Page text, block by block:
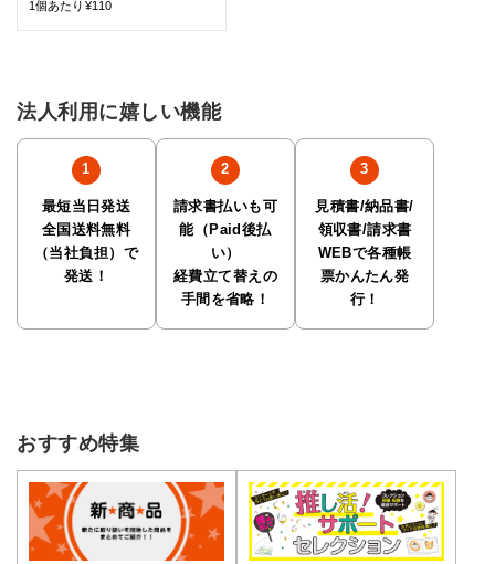
1個あたり¥110
法人利用に嬉しい機能
最短当日発送
全国送料無料
（当社負担）で
発送！
請求書払いも可
能（Paid後払
い）
経費立て替えの
手間を省略！
見積書/納品書/
領収書/請求書
WEBで各種帳
票かんたん発
行！
おすすめ特集